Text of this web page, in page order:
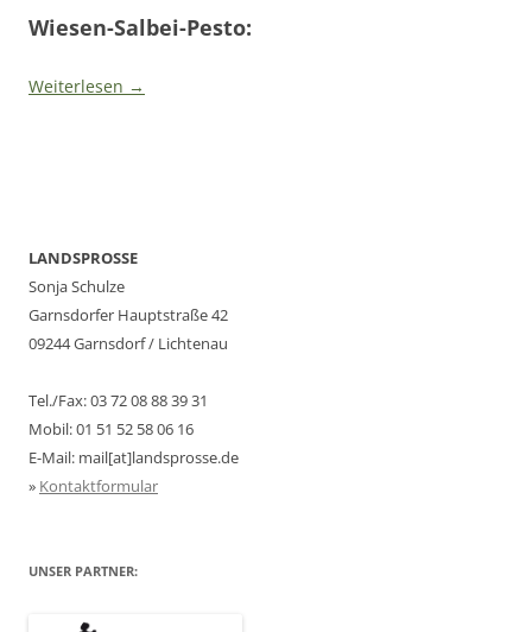
Wiesen-Salbei-Pesto:
Weiterlesen →
LANDSPROSSE
Sonja Schulze
Garnsdorfer Hauptstraße 42
09244 Garnsdorf / Lichtenau
Tel./Fax: 03 72 08 88 39 31
Mobil: 01 51 52 58 06 16
E-Mail: mail[at]landsprosse.de
» Kontaktformular
UNSER PARTNER: